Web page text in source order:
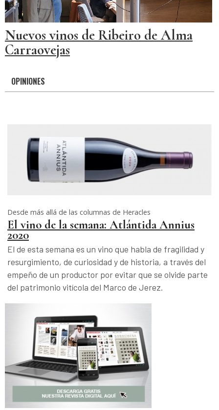
Nuevos vinos de Ribeiro de Alma
Carraovejas
OPINIONES
Desde más allá de las columnas de Heracles
El vino de la semana: Atlántida Annius
2020
El de esta semana es un vino que habla de fragilidad y
resurgimiento, de curiosidad y de historia, a través del
empeño de un productor por evitar que se olvide parte
del patrimonio vitícola del Marco de Jerez.